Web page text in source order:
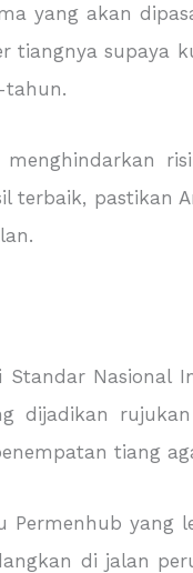
yang akan
tiangnya supaya
tahun.
pastikan
dijadikan
tiang
yang
di jalan